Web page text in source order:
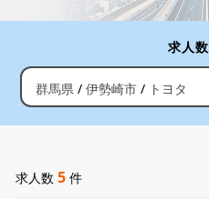
求人数
群馬県 伊勢崎市 トヨタ
求人数5 件